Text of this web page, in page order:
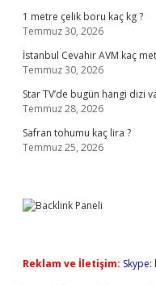
1 metre çelik boru kaç kg ?
Temmuz 30, 2026
İstanbul Cevahir AVM kaç
Temmuz 30, 2026
Star TV’de bugün hangi dizi
Temmuz 28, 2026
Safran tohumu kaç lira ?
Temmuz 25, 2026
Reklam ve İletişim: